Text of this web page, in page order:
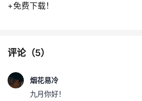
+免费下载！
评论（5）
烟花易冷
九月你好！